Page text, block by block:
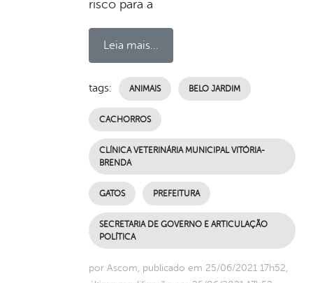
risco para a
Leia mais...
tags: ANIMAIS BELO JARDIM
CACHORROS
CLÍNICA VETERINÁRIA MUNICIPAL VITÓRIA-
BRENDA
GATOS PREFEITURA
SECRETARIA DE GOVERNO E ARTICULAÇÃO
POLÍTICA
por Ascom, publicado em 25/06/2021 17h52,